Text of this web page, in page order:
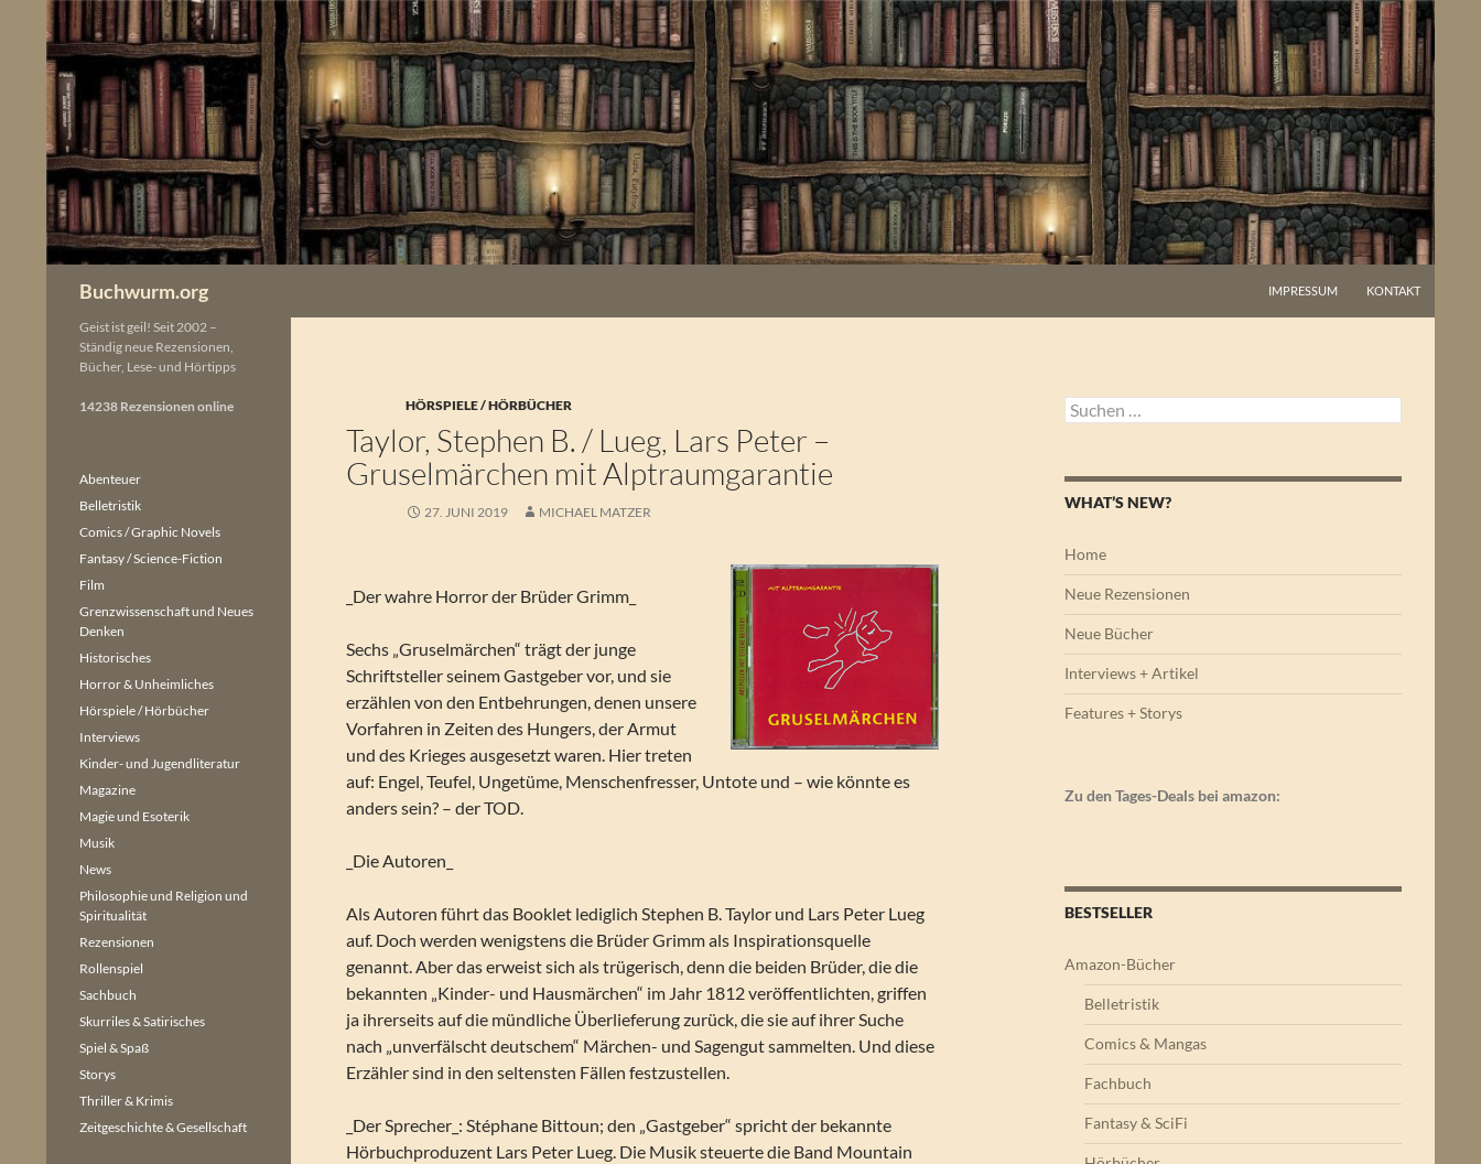
springen
Buchwurm.org IMPRESSUM KONTAKT
HÖRSPIELE / HÖRBÜCHER
Taylor, Stephen B. / Lueg, Lars Peter –
Gruselmärchen mit Alptraumgarantie
27. JUNI 2019 MICHAEL MATZER
_Der wahre Horror der Brüder Grimm_
Sechs „Gruselmärchen“ trägt der junge
Schriftsteller seinem Gastgeber vor, und sie
erzählen von den Entbehrungen, denen unsere
Vorfahren in Zeiten des Hungers, der Armut
und des Krieges ausgesetzt waren. Hier treten
auf: Engel, Teufel, Ungetüme, Menschenfresser, Untote und – wie könnte es
anders sein? – der TOD.
_Die Autoren_
Als Autoren führt das Booklet lediglich Stephen B. Taylor und Lars Peter Lueg
auf. Doch werden wenigstens die Brüder Grimm als Inspirationsquelle
genannt. Aber das erweist sich als trügerisch, denn die beiden Brüder, die die
bekannten „Kinder- und Hausmärchen“ im Jahr 1812 veröffentlichten, griffen
ja ihrerseits auf die mündliche Überlieferung zurück, die sie auf ihrer Suche
nach „unverfälscht deutschem“ Märchen- und Sagengut sammelten. Und diese
Erzähler sind in den seltensten Fällen festzustellen.
_Der Sprecher_: Stéphane Bittoun; den „Gastgeber“ spricht der bekannte
Hörbuchproduzent Lars Peter Lueg. Die Musik steuerte die Band Mountain
Suchen
nach:
WHAT’S NEW?
Home
Neue Rezensionen
Neue Bücher
Interviews + Artikel
Features + Storys
Zu den Tages-Deals bei amazon:
BESTSELLER
Amazon-Bücher
Belletristik
Comics & Mangas
Fachbuch
Fantasy & SciFi
Geist ist geil! Seit 2002 –
Ständig neue Rezensionen,
Bücher, Lese- und Hörtipps
14238 Rezensionen online
Abenteuer
Belletristik
Comics / Graphic Novels
Fantasy / Science-Fiction
Film
Grenzwissenschaft und Neues
Denken
Historisches
Horror & Unheimliches
Hörspiele / Hörbücher
Interviews
Kinder- und Jugendliteratur
Magazine
Magie und Esoterik
Musik
News
Philosophie und Religion und
Spiritualität
Rezensionen
Rollenspiel
Sachbuch
Skurriles & Satirisches
Spiel & Spaß
Storys
Thriller & Krimis
Zeitgeschichte & Gesellschaft